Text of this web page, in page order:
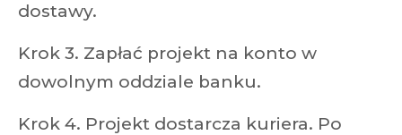
dostawy.
Krok 3. Zapłać projekt na konto w
dowolnym oddziale banku.
Krok 4. Projekt dostarcza kuriera. Po